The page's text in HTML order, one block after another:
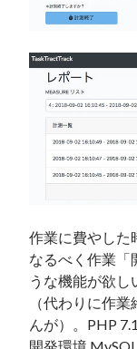
作業に費やした
なるべく作業「
うな機能が欲し
（代わりに作
んが）。PHP